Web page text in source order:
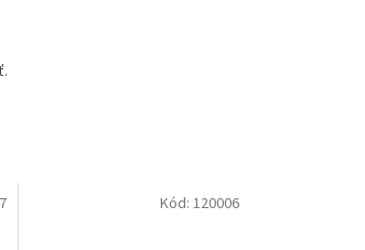
Kód: 120006